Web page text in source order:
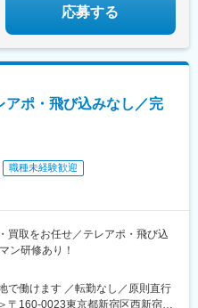
、五位堂駅、富雄駅、西加積駅、
、遠賀川駅、行橋駅、糸島高校前
駅、上星川駅、善行駅、三崎口
、岩瀬駅、古河駅、鶴瀬駅、東
木駅、亀戸水神駅、東千葉駅、高
(栃木県)、木更津駅、北松戸駅、武
、松戸駅、東富岡駅、新鹿沼
駅、東武宇都宮駅、秩父駅、小
宿郷駅、江曽島駅、笠間駅、下館
森駅、南柏駅、明大前駅、塚原
原駅、牛浜駅、藤沢駅、雑色駅、
、曳舟駅、西葛西駅、逗子駅、宮
応募する
アポ・飛び込みなし／完
職種未経験歓迎
取をお任せ／テレアポ・飛び込
ン研修あり！
で働けます ／転勤なし／原則直行
〒160-0023東京都新宿区西新宿五